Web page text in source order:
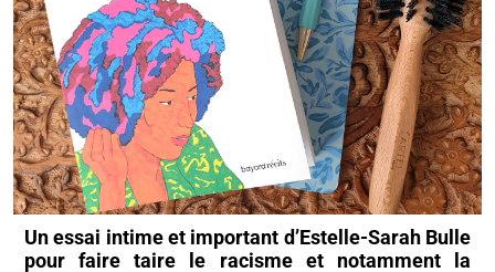
Un essai intime et important d’Estelle-Sarah Bulle
pour faire taire le racisme et notamment la